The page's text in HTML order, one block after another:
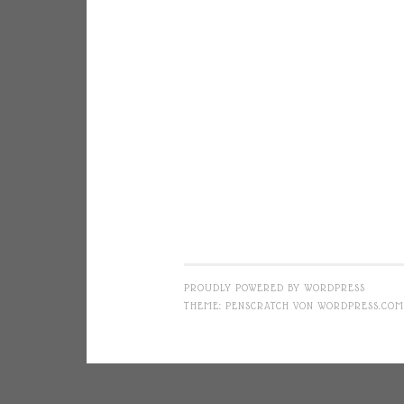
PROUDLY POWERED BY WORDPRESS
THEME: PENSCRATCH VON WORDPRESS.COM